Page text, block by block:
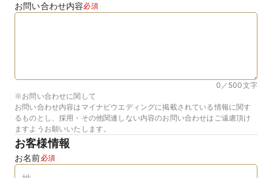
お問い合わせ内容必須
0／500文字
※お問い合わせに関して
お問い合わせ内容はマイナビウエディングに掲載されている情報に関す
るものとし、採用・その他関連しない内容のお問い合わせはご遠慮頂け
ますようお願いいたします。
お客様情報
お名前必須